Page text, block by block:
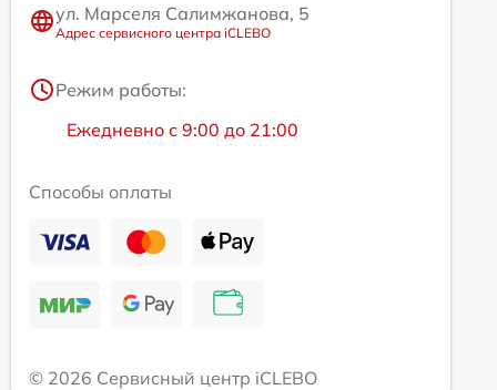
ул. Марселя Салимжанова, 5
Адрес сервисного центра iCLEBO
Режим работы:
Ежедневно с 9:00 до 21:00
Способы оплаты
© 2026 Сервисный центр iCLEBO